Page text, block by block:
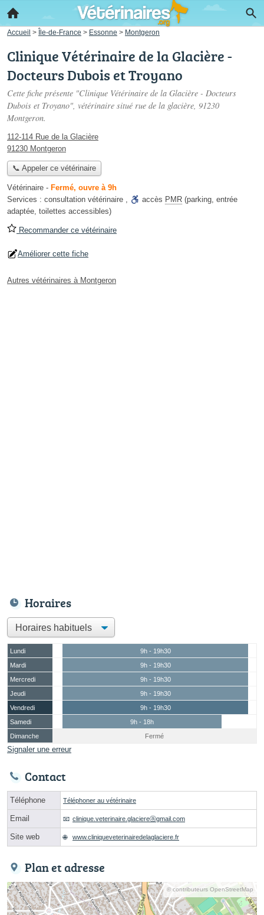
Accueil > Île-de-France > Essonne > Montgeron
Clinique Vétérinaire de la Glacière -
Docteurs Dubois et Troyano
Cette fiche présente "Clinique Vétérinaire de la Glacière - Docteurs
Dubois et Troyano", vétérinaire situé rue de la glacière, 91230
Montgeron.
112-114 Rue de la Glacière
91230 Montgeron
📞 Appeler ce vétérinaire
Vétérinaire - Fermé, ouvre à 9h
Services : consultation vétérinaire , accès PMR (parking, entrée
adaptée, toilettes accessibles)
Recommander ce vétérinaire
Améliorer cette fiche
Autres vétérinaires à Montgeron
Horaires
Lundi
9h - 19h30
Mardi
9h - 19h30
Mercredi
9h - 19h30
Jeudi
9h - 19h30
Vendredi
9h - 19h30
Samedi
9h - 18h
Dimanche
Fermé
Signaler une erreur
Contact
Téléphone Téléphoner au vétérinaire
Email clinique.veterinaire.glaciereⓐgmail.com
Site web www.cliniqueveterinairedelaglaciere.fr
Plan et adresse
© contributeurs OpenStreetMap